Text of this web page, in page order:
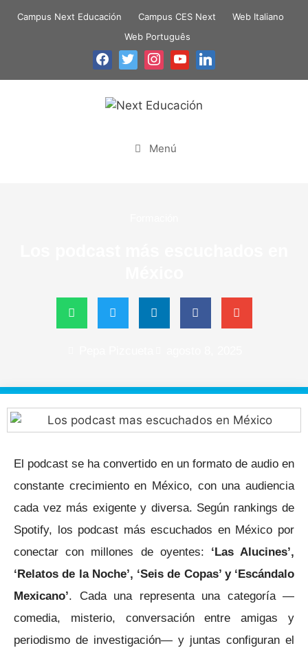
Campus Next Educación Campus CES Next
Web Italiano
Web Português
Menú
El podcast se ha convertido en un formato de audio en
constante crecimiento en México, con una audiencia
cada vez más exigente y diversa. Según rankings de
Spotify, los podcast más escuchados en México por
conectar con millones de oyentes: ‘Las Alucines’,
‘Relatos de la Noche’, ‘Seis de Copas’ y ‘Escándalo
Mexicano’. Cada una representa una categoría —
comedia, misterio, conversación entre amigas y
periodismo de investigación— y juntas configuran el